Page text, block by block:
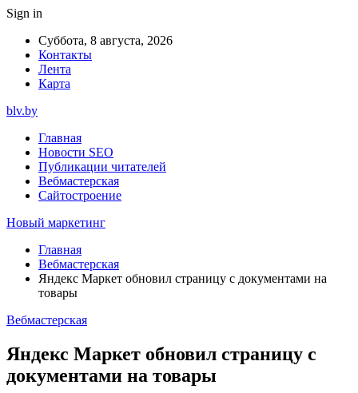
Sign in
Суббота, 8 августа, 2026
Контакты
Лента
Карта
blv.by
Главная
Новости SEO
Публикации читателей
Вебмастерская
Сайтостроение
Новый маркетинг
Главная
Вебмастерская
Яндекс Маркет обновил страницу с документами на
товары
Вебмастерская
Яндекс Маркет обновил страницу с
документами на товары